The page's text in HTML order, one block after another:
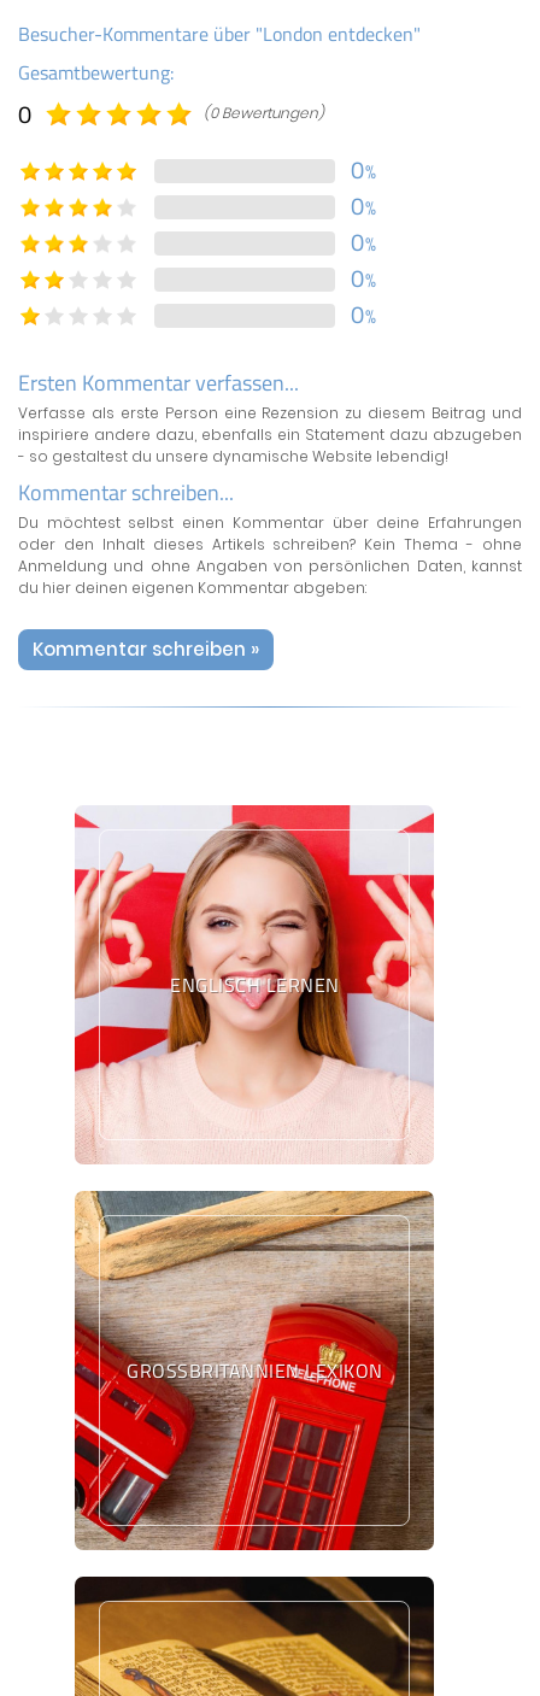
Besucher-Kommentare über "London entdecken"
Gesamtbewertung:
0 (0 Bewertungen)
0%
0%
0%
0%
0%
Ersten Kommentar verfassen...
Verfasse als erste Person eine Rezension zu diesem Beitrag und
inspiriere andere dazu, ebenfalls ein Statement dazu abzugeben
- so gestaltest du unsere dynamische Website lebendig!
Kommentar schreiben...
Du möchtest selbst einen Kommentar über deine Erfahrungen
oder den Inhalt dieses Artikels schreiben? Kein Thema - ohne
Anmeldung und ohne Angaben von persönlichen Daten, kannst
du hier deinen eigenen Kommentar abgeben:
Kommentar schreiben »
ENGLISCH LERNEN
GROSSBRITANNIEN LEXIKON